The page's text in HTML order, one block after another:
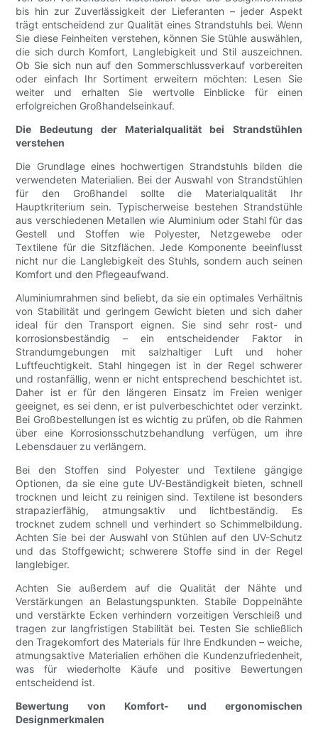
bis hin zur Zuverlässigkeit der Lieferanten – jeder Aspekt
trägt entscheidend zur Qualität eines Strandstuhls bei. Wenn
Sie diese Feinheiten verstehen, können Sie Stühle auswählen,
die sich durch Komfort, Langlebigkeit und Stil auszeichnen.
Ob Sie sich nun auf den Sommerschlussverkauf vorbereiten
oder einfach Ihr Sortiment erweitern möchten: Lesen Sie
weiter und erhalten Sie wertvolle Einblicke für einen
erfolgreichen Großhandelseinkauf.
Die Bedeutung der Materialqualität bei Strandstühlen
verstehen
Die Grundlage eines hochwertigen Strandstuhls bilden die
verwendeten Materialien. Bei der Auswahl von Strandstühlen
für den Großhandel sollte die Materialqualität Ihr
Hauptkriterium sein. Typischerweise bestehen Strandstühle
aus verschiedenen Metallen wie Aluminium oder Stahl für das
Gestell und Stoffen wie Polyester, Netzgewebe oder
Textilene für die Sitzflächen. Jede Komponente beeinflusst
nicht nur die Langlebigkeit des Stuhls, sondern auch seinen
Komfort und den Pflegeaufwand.
Aluminiumrahmen sind beliebt, da sie ein optimales Verhältnis
von Stabilität und geringem Gewicht bieten und sich daher
ideal für den Transport eignen. Sie sind sehr rost- und
korrosionsbeständig – ein entscheidender Faktor in
Strandumgebungen mit salzhaltiger Luft und hoher
Luftfeuchtigkeit. Stahl hingegen ist in der Regel schwerer
und rostanfällig, wenn er nicht entsprechend beschichtet ist.
Daher ist er für den längeren Einsatz im Freien weniger
geeignet, es sei denn, er ist pulverbeschichtet oder verzinkt.
Bei Großbestellungen ist es wichtig zu prüfen, ob die Rahmen
über eine Korrosionsschutzbehandlung verfügen, um ihre
Lebensdauer zu verlängern.
Bei den Stoffen sind Polyester und Textilene gängige
Optionen, da sie eine gute UV-Beständigkeit bieten, schnell
trocknen und leicht zu reinigen sind. Textilene ist besonders
strapazierfähig, atmungsaktiv und lichtbeständig. Es
trocknet zudem schnell und verhindert so Schimmelbildung.
Achten Sie bei der Auswahl von Stühlen auf den UV-Schutz
und das Stoffgewicht; schwerere Stoffe sind in der Regel
langlebiger.
Achten Sie außerdem auf die Qualität der Nähte und
Verstärkungen an Belastungspunkten. Stabile Doppelnähte
und verstärkte Ecken verhindern vorzeitigen Verschleiß und
tragen zur langfristigen Stabilität bei. Testen Sie schließlich
den Tragekomfort des Materials für Ihre Endkunden – weiche,
atmungsaktive Materialien erhöhen die Kundenzufriedenheit,
was für wiederholte Käufe und positive Bewertungen
entscheidend ist.
Bewertung von Komfort- und ergonomischen
Designmerkmalen